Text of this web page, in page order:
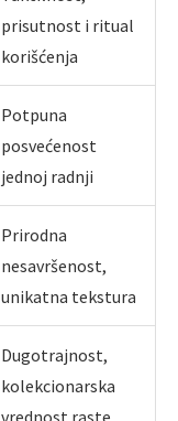
prisutnost i ritual
korišćenja
Potpuna
posvećenost
jednoj radnji
Prirodna
nesavršenost,
unikatna tekstura
Dugotrajnost,
kolekcionarska
vrednost raste